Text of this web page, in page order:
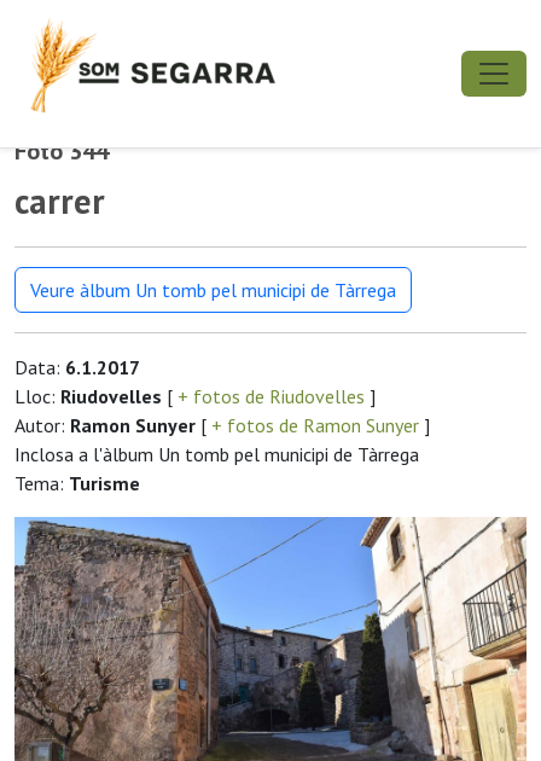
Foto 344
carrer
Veure àlbum Un tomb pel municipi de Tàrrega
Data: 6.1.2017
Lloc: Riudovelles [ + fotos de Riudovelles ]
Autor: Ramon Sunyer [ + fotos de Ramon Sunyer ]
Inclosa a l'àlbum Un tomb pel municipi de Tàrrega
Tema: Turisme